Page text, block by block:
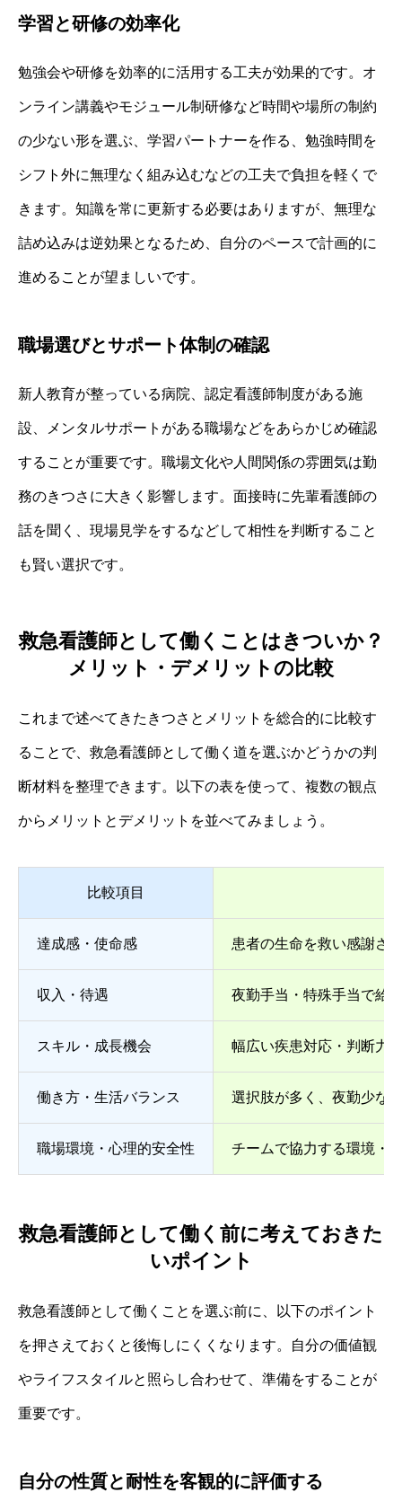
学習と研修の効率化
勉強会や研修を効率的に活用する工夫が効果的です。オ
ンライン講義やモジュール制研修など時間や場所の制約
の少ない形を選ぶ、学習パートナーを作る、勉強時間を
シフト外に無理なく組み込むなどの工夫で負担を軽くで
きます。知識を常に更新する必要はありますが、無理な
詰め込みは逆効果となるため、自分のペースで計画的に
進めることが望ましいです。
職場選びとサポート体制の確認
新人教育が整っている病院、認定看護師制度がある施
設、メンタルサポートがある職場などをあらかじめ確認
することが重要です。職場文化や人間関係の雰囲気は勤
務のきつさに大きく影響します。面接時に先輩看護師の
話を聞く、現場見学をするなどして相性を判断すること
も賢い選択です。
救急看護師として働くことはきついか？
メリット・デメリットの比較
これまで述べてきたきつさとメリットを総合的に比較す
ることで、救急看護師として働く道を選ぶかどうかの判
断材料を整理できます。以下の表を使って、複数の観点
からメリットとデメリットを並べてみましょう。
比較項目
達成感・使命感 患者の生命を救い感謝さ
収入・待遇 夜勤手当・特殊手当で給
スキル・成長機会 幅広い疾患対応・判断力
働き方・生活バランス 選択肢が多く、夜勤少な
職場環境・心理的安全性 チームで協力する環境・
救急看護師として働く前に考えておきた
いポイント
救急看護師として働くことを選ぶ前に、以下のポイント
を押さえておくと後悔しにくくなります。自分の価値観
やライフスタイルと照らし合わせて、準備をすることが
重要です。
自分の性質と耐性を客観的に評価する